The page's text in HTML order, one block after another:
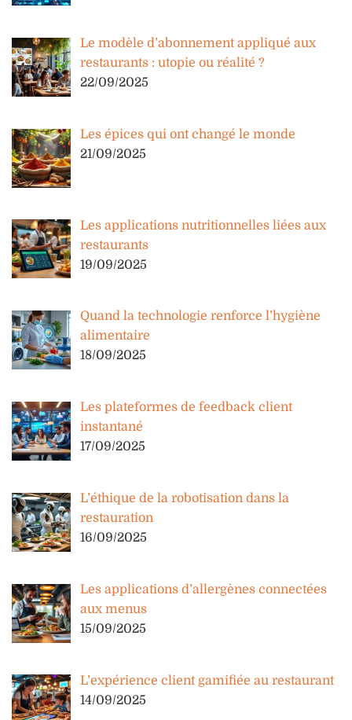
Le modèle d’abonnement appliqué aux
restaurants : utopie ou réalité ?
22/09/2025
Les épices qui ont changé le monde
21/09/2025
Les applications nutritionnelles liées aux
restaurants
19/09/2025
Quand la technologie renforce l’hygiène
alimentaire
18/09/2025
Les plateformes de feedback client
instantané
17/09/2025
L’éthique de la robotisation dans la
restauration
16/09/2025
Les applications d’allergènes connectées
aux menus
15/09/2025
L’expérience client gamifiée au restaurant
14/09/2025